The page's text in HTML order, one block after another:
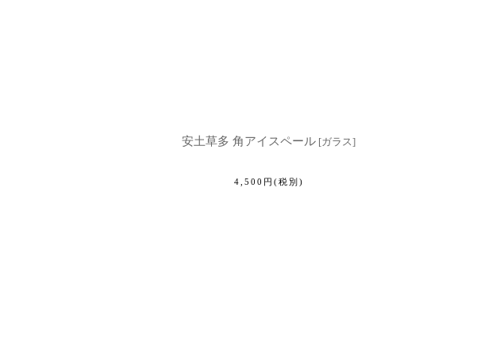
安土草多 角アイスペール [ガラス]
4,500 円 (税別)